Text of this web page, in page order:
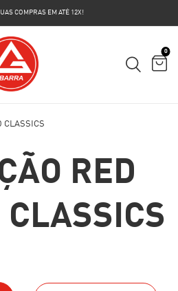
COMPRAS EM ATÉ 12X!
0
CLASSICS
RED